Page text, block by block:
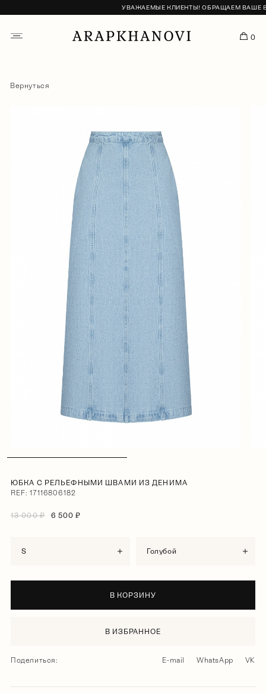
УВАЖАЕМЫЕ КЛИЕНТЫ! ОБРАЩАЕМ ВАШЕ
0
Вернуться
ЮБКА С РЕЛЬЕФНЫМИ ШВАМИ ИЗ ДЕНИМА
REF: 17116806182
13 000 ₽ 6 500 ₽
S голубой
В КОРЗИНУ
В ИЗБРАННОЕ
Поделиться: E-mail WhatsApp VK